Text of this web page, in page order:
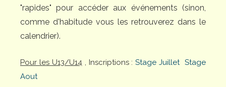
"rapides" pour accéder aux événements (sinon,
comme d'habitude vous les retrouverez dans le
calendrier).
Pour les U13/U14, Inscriptions :Stage Juillet Stage
Aout